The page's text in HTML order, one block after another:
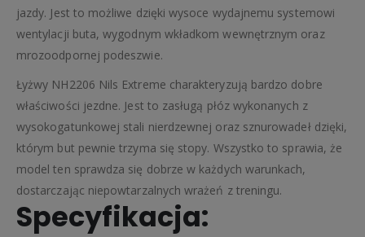
jazdy. Jest to możliwe dzięki wysoce wydajnemu systemowi
wentylacji buta, wygodnym wkładkom wewnętrznym oraz
mrozoodpornej podeszwie.
Łyżwy NH2206 Nils Extreme charakteryzują bardzo dobre
właściwości jezdne. Jest to zasługą płóz wykonanych z
wysokogatunkowej stali nierdzewnej oraz sznurowadeł dzięki,
którym but pewnie trzyma się stopy. Wszystko to sprawia, że
model ten sprawdza się dobrze w każdych warunkach,
dostarczając niepowtarzalnych wrażeń z treningu.
Specyfikacja: